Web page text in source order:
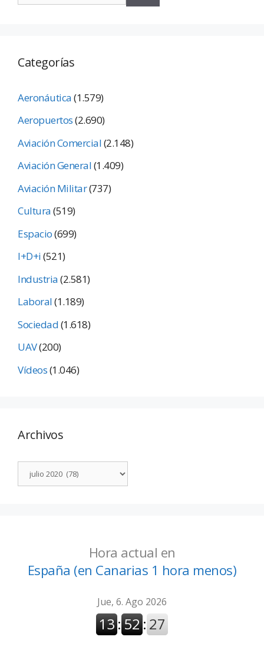
Categorías
Aeronáutica(1.579)
Aeropuertos(2.690)
Aviación Comercial(2.148)
Aviación General(1.409)
Aviación Militar(737)
Cultura(519)
Espacio(699)
I+D+i(521)
Industria(2.581)
Laboral(1.189)
Sociedad(1.618)
UAV(200)
Vídeos(1.046)
Archivos
Hora actual en
España (en Canarias 1 hora menos)